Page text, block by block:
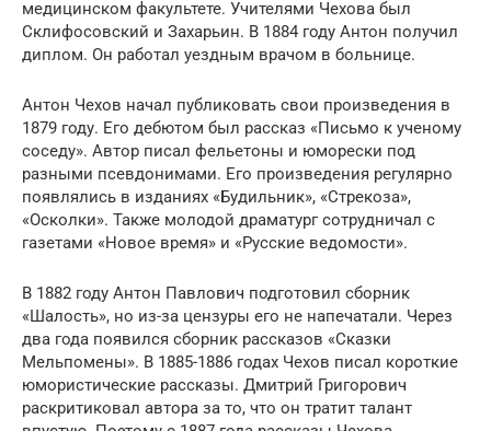
медицинском факультете. Учителями Чехова был
Склифосовский и Захарьин. В 1884 году Антон получил
диплом. Он работал уездным врачом в больнице.
Антон Чехов начал публиковать свои произведения в
1879 году. Его дебютом был рассказ «Письмо к ученому
соседу». Автор писал фельетоны и юморески под
разными псевдонимами. Его произведения регулярно
появлялись в изданиях «Будильник», «Стрекоза»,
«Осколки». Также молодой драматург сотрудничал с
газетами «Новое время» и «Русские ведомости».
В 1882 году Антон Павлович подготовил сборник
«Шалость», но из-за цензуры его не напечатали. Через
два года появился сборник рассказов «Сказки
Мельпомены». В 1885-1886 годах Чехов писал короткие
юмористические рассказы. Дмитрий Григорович
раскритиковал автора за то, что он тратит талант